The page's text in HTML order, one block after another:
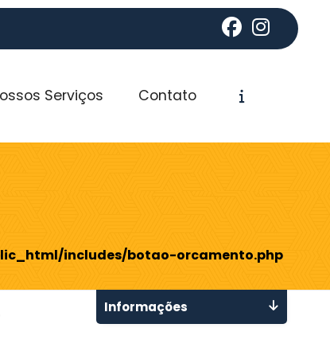
Serviços Contato
includes/botao-orcamento.php
includes/botao-orcamento.php
Informações